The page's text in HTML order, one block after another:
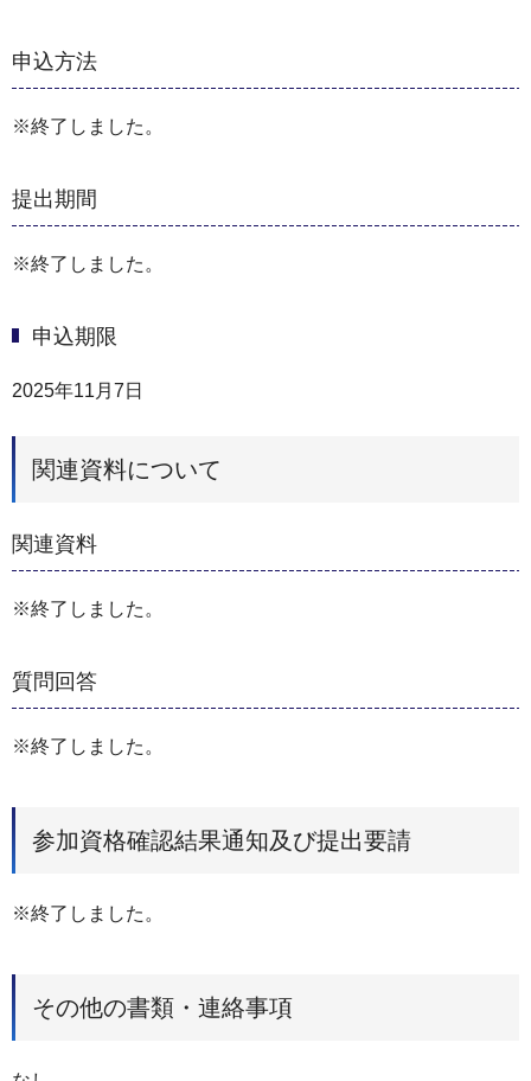
申込方法
※終了しました。
提出期間
※終了しました。
申込期限
2025年11月7日
関連資料について
関連資料
※終了しました。
質問回答
※終了しました。
参加資格確認結果通知及び提出要請
※終了しました。
その他の書類・連絡事項